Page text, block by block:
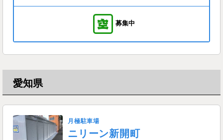
募集中
愛知県
月極駐車場
ニリーン新開町